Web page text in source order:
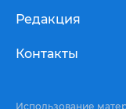
Редакция
Контакты
Использование